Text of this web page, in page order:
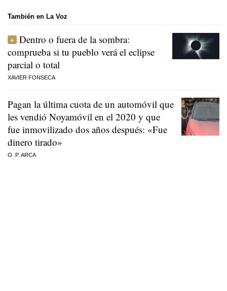
También en La Voz
Dentro o fuera de la sombra:
comprueba si tu pueblo verá el eclipse
parcial o total
XAVIER FONSECA
Pagan la última cuota de un automóvil que
les vendió Noyamóvil en el 2020 y que
fue inmovilizado dos años después: «Fue
dinero tirado»
O. P. ARCA